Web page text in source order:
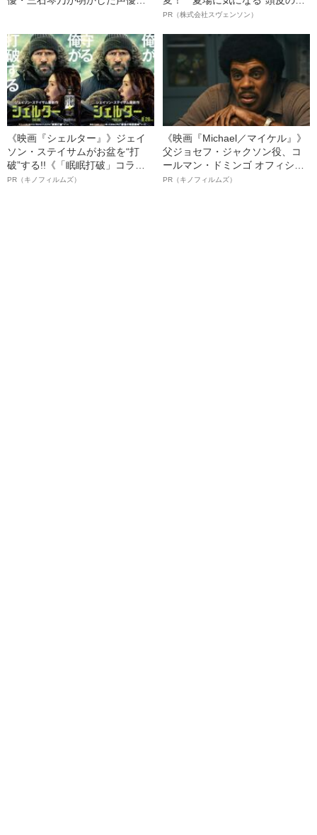
オイ”や“ベタつき”を解消す
ト”が生み出した徹底ケアとは
PR（株式会社スヴェンソン）
《映画『シェルター』》ジェイ
ソン・ステイサムがお盆を“打
破”する!!《「眠眠打破」コラ
ボ》
PR（キノフィルムズ）
《映画『Michael／マイケル』》
父ジョセフ・ジャクソン役、コ
ールマン・ドミンゴ オフィシャ
ルインタビュー“観客を魅了した
PR（キノフィルムズ）